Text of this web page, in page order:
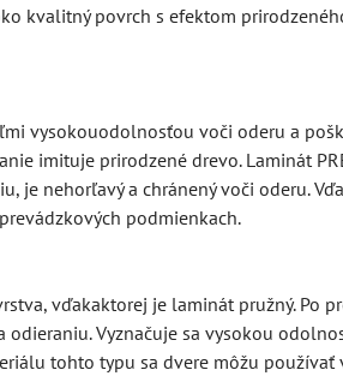
kvalitný povrch s efektom
vysokouodolnosťou voči oderu a
imituje prirodzené drevo. Laminát
nehorľavý a chránený voči oderu.
podmienkach.
vďakaktorej je laminát pružný. Po
Vyznačuje sa vysokou
tohto typu sa dvere môžu používať